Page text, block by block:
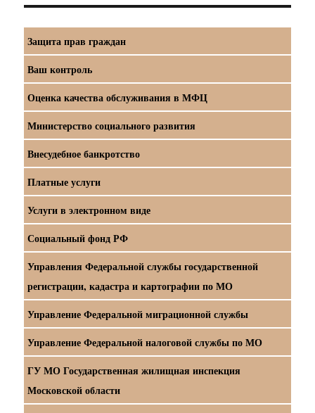
Защита прав граждан
Ваш контроль
Оценка качества обслуживания в МФЦ
Министерство социального развития
Внесудебное банкротство
Платные услуги
Услуги в электронном виде
Социальный фонд РФ
Управления Федеральной службы государственной
регистрации, кадастра и картографии по МО
Управление Федеральной миграционной службы
Управление Федеральной налоговой службы по МО
ГУ МО Государственная жилищная инспекция
Московской области